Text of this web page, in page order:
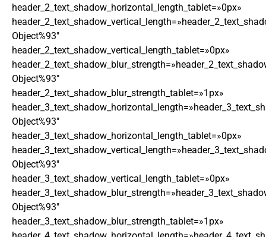
header_2_text_shadow_horizontal_length_tablet=»0px»
Object%93″
header_2_text_shadow_vertical_length_tablet=»0px»
Object%93″
header_2_text_shadow_blur_strength_tablet=»1px»
Object%93″
header_3_text_shadow_horizontal_length_tablet=»0px»
Object%93″
header_3_text_shadow_vertical_length_tablet=»0px»
Object%93″
header_3_text_shadow_blur_strength_tablet=»1px»